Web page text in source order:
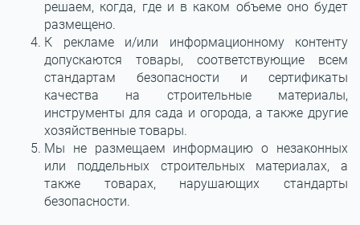
решаем, когда, где и в каком объеме оно будет
размещено.
К рекламе и/или информационному контенту
допускаются товары, соответствующие всем
стандартам безопасности и сертификаты
качества на строительные материалы,
инструменты для сада и огорода, а также другие
хозяйственные товары.
Мы не размещаем информацию о незаконных
или поддельных строительных материалах, а
также товарах, нарушающих стандарты
безопасности.